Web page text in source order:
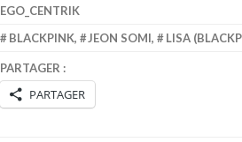
EGO_CENTRIK
BLACKPINK, JEON SOMI, LISA
PARTAGER :
PARTAGER